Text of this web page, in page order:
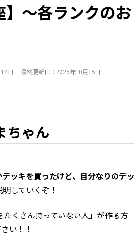
〜各ランクのお
日
最終更新日：2025年10月15日
ちゃん
ッキを買ったけど、自分なりのデッ
していくぞ！
くさん持っていない人」が作る方
い！！